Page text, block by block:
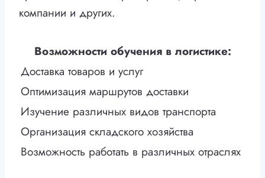
компании и других.
Возможности обучения в логистике:
Доставка товаров и услуг
Оптимизация маршрутов доставки
Изучение различных видов транспорта
Организация складского хозяйства
Возможность работать в различных отраслях